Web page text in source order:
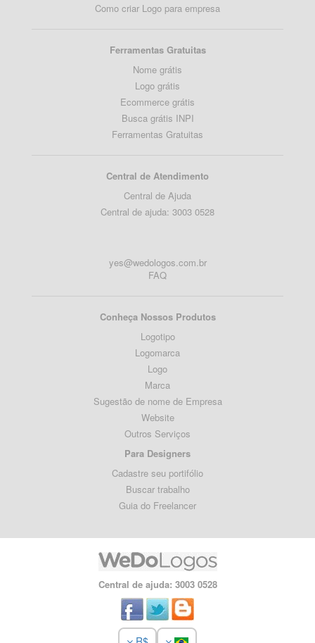
Como criar Logo para empresa
Ferramentas Gratuitas
Nome grátis
Logo grátis
Ecommerce grátis
Busca grátis INPI
Ferramentas Gratuitas
Central de Atendimento
Central de Ajuda
Central de ajuda: 3003 0528
yes@wedologos.com.br
FAQ
Conheça Nossos Produtos
Logotipo
Logomarca
Logo
Marca
Sugestão de nome de Empresa
Website
Outros Serviços
Para Designers
Cadastre seu portifólio
Buscar trabalho
Guia do Freelancer
Central de ajuda: 3003 0528